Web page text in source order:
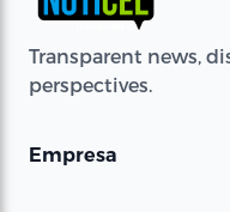
Transparent news,
perspectives.
Empresa